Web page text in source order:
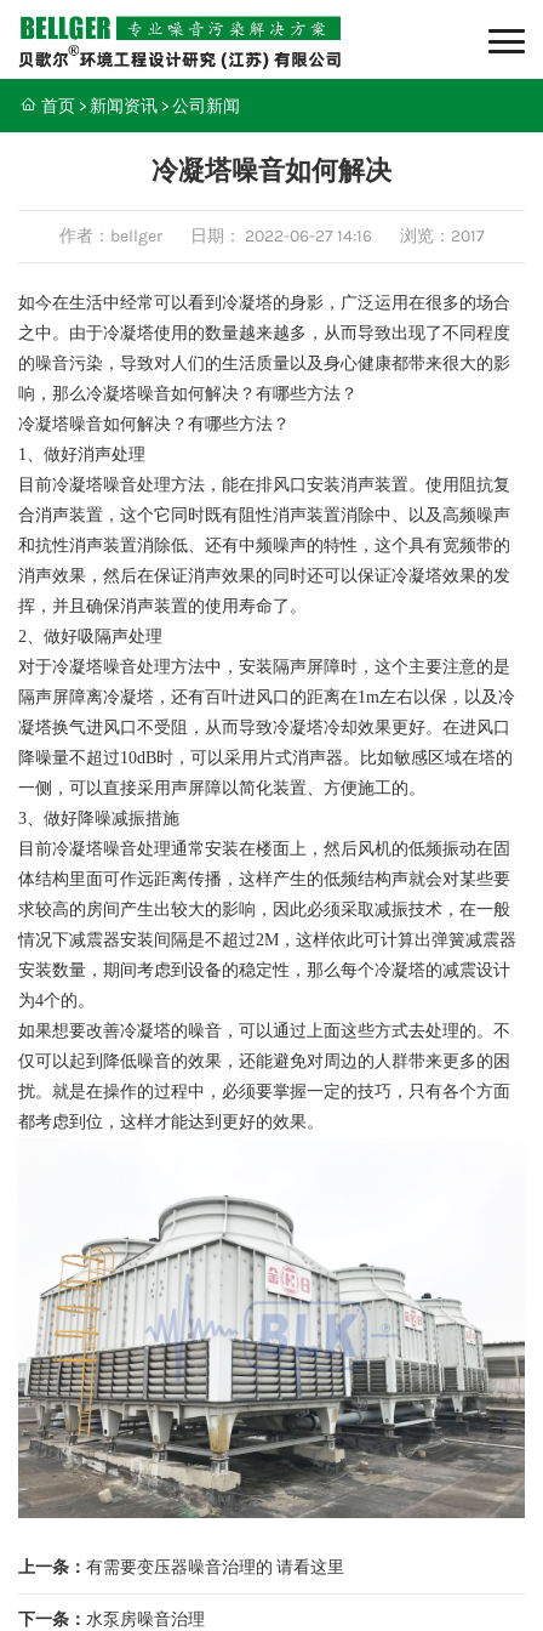
首页> 新闻资讯>公司新闻
冷凝塔噪音如何解决
作者：bellger 日期： 2022-06-27 14:16 浏览：2017
如今在生活中经常可以看到冷凝塔的身影，广泛运用在很多的场合
之中。由于冷凝塔使用的数量越来越多，从而导致出现了不同程度
的噪音污染，导致对人们的生活质量以及身心健康都带来很大的影
响，那么冷凝塔噪音如何解决？有哪些方法？
冷凝塔噪音如何解决？有哪些方法？
1、 做好消声处理
目前冷凝塔噪音处理方法，能在排风口安装消声装置。使用阻抗复
合消声装置，这个它同时既有阻性消声装置消除中、以及高频噪声
和抗性消声装置消除低、还有中频噪声的特性，这个具有宽频带的
消声效果，然后在保证消声效果的同时还可以保证冷凝塔效果的发
挥，并且确保消声装置的使用寿命了。
2、 做好吸隔声处理
对于冷凝塔噪音处理方法中，安装隔声屏障时，这个主要注意的是
隔声屏障离冷凝塔，还有百叶进风口的距离在1m左右以保，以及冷
凝塔换气进风口不受阻，从而导致冷凝塔冷却效果更好。在进风口
降噪量不超过10dB时，可以采用片式消声器。比如敏感区域在塔的
一侧，可以直接采用声屏障以简化装置、方便施工的。
3、 做好降噪减振措施
目前冷凝塔噪音处理通常安装在楼面上，然后风机的低频振动在固
体结构里面可作远距离传播，这样产生的低频结构声就会对某些要
求较高的房间产生出较大的影响，因此必须采取减振技术，在一般
情况下减震器安装间隔是不超过2M，这样依此可计算出弹簧减震器
安装数量，期间考虑到设备的稳定性，那么每个冷凝塔的减震设计
为4个的。
如果想要改善冷凝塔的噪音，可以通过上面这些方式去处理的。不
仅可以起到降低噪音的效果，还能避免对周边的人群带来更多的困
扰。就是在操作的过程中，必须要掌握一定的技巧，只有各个方面
都考虑到位，这样才能达到更好的效果。
上一条： 有需要变压器噪音治理的 请看这里
下一条： 水泵房噪音治理